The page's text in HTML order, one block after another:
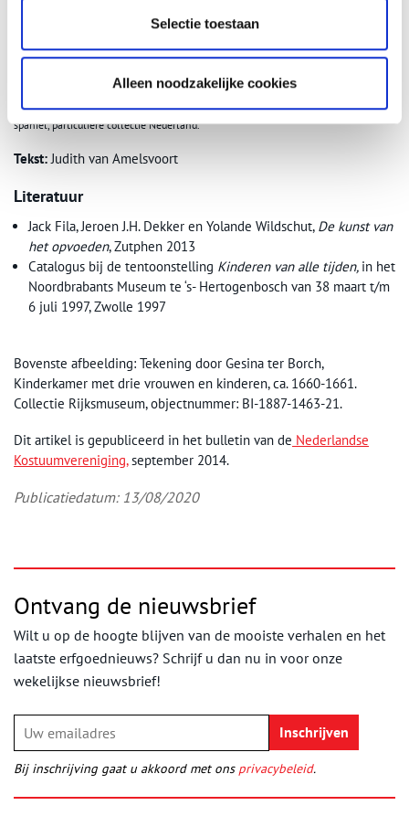
Selectie toestaan
Alleen noodzakelijke cookies
Nicolaes Maes (1634-1693), Jongetje met een vink aan een lint en opspringende
spaniël, particuliere collectie Nederland.
Tekst:Judith van Amelsvoort
Literatuur
Jack Fila, Jeroen J.H. Dekker en Yolande Wildschut, De kunst van
het opvoeden, Zutphen 2013
Catalogus bij de tentoonstelling Kinderen van alle tijden, in het
Noordbrabants Museum te ‘s- Hertogenbosch van 38 maart t/m
6 juli 1997, Zwolle 1997
Bovenste afbeelding: Tekening door Gesina ter Borch,
Kinderkamer met drie vrouwen en kinderen, ca. 1660-1661.
Collectie Rijksmuseum, objectnummer: BI-1887-1463-21.
Dit artikel is gepubliceerd in het bulletin van de Nederlandse
Kostuumvereniging,september 2014.
Publicatiedatum: 13/08/2020
Ontvang de nieuwsbrief
Wilt u op de hoogte blijven van de mooiste verhalen en het
laatste erfgoednieuws? Schrijf u dan nu in voor onze
wekelijkse nieuwsbrief!
Bij inschrijving gaat u akkoord met ons privacybeleid.